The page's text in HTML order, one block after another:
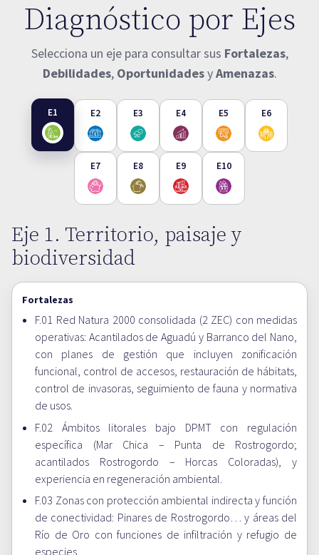
Diagnóstico por Ejes
Selecciona un eje para consultar sus Fortalezas,
Debilidades, OportunidadesyAmenazas.
E1 E2 E3 E4 E5 E6
E7 E8 E9 E10
Eje 1. Territorio, paisaje y
biodiversidad
Fortalezas
F.01 Red Natura 2000 consolidada (2 ZEC) con medidas
operativas: Acantilados de Aguadú y Barranco del Nano,
con planes de gestión que incluyen zonificación
funcional, control de accesos, restauración de hábitats,
control de invasoras, seguimiento de fauna y normativa
de usos.
F.02 Ámbitos litorales bajo DPMT con regulación
específica (Mar Chica – Punta de Rostrogordo;
acantilados Rostrogordo – Horcas Coloradas), y
experiencia en regeneración ambiental.
F.03 Zonas con protección ambiental indirecta y función
de conectividad: Pinares de Rostrogordo… y áreas del
Río de Oro con funciones de infiltración y refugio de
especies.